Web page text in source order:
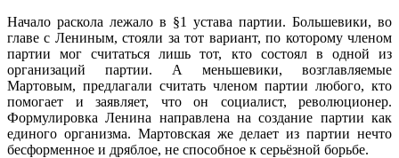
Начало раскола лежало в §1 устава партии. Большевики, во
главе с Лениным, стояли за тот вариант, по которому членом
партии мог считаться лишь тот, кто состоял в одной из
организаций партии. А меньшевики, возглавляемые
Мартовым, предлагали считать членом партии любого, кто
помогает и заявляет, что он социалист, революционер.
Формулировка Ленина направлена на создание партии как
единого организма. Мартовская же делает из партии нечто
бесформенное и дряблое, не способное к серьёзной борьбе.